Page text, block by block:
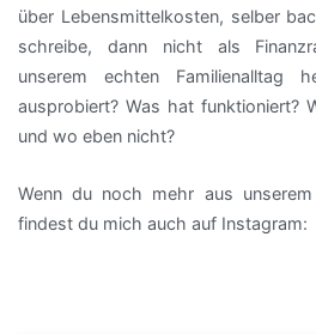
über Lebensmittelkosten, selber
schreibe, dann nicht als
unserem echten Familienalltag
ausprobiert? Was hat funktioniert?
und wo eben nicht?
Wenn du noch mehr aus
findest du mich auch auf Instagram: